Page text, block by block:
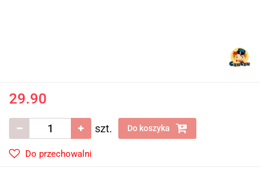
29.90
szt. Do koszyka
Do przechowalni